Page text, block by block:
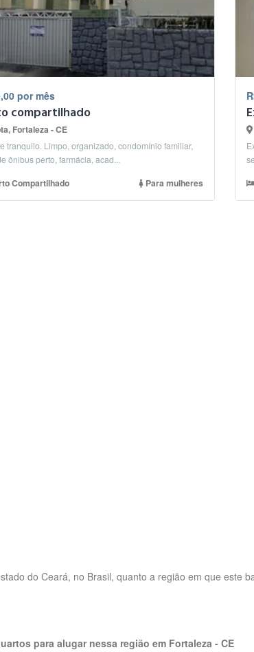
por mês
compartilhado
Fortaleza - CE
tranquilo. Limpo, organizado, condomínio familiar,
pontos de ônibus perto, farmácia, acad...
Compartilhado Para mulheres
do Ceará, no Brasil, quanto a região em que este
para alugar nessa região em Fortaleza - CE